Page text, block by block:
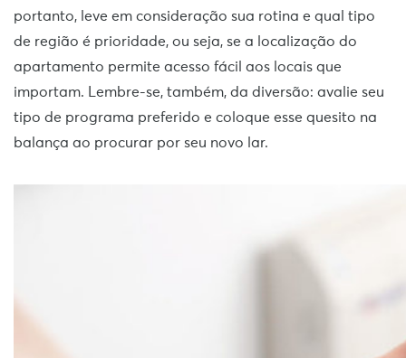
portanto, leve em consideração sua rotina e qual tipo
de região é prioridade, ou seja, se a localização do
apartamento permite acesso fácil aos locais que
importam. Lembre-se, também, da diversão: avalie seu
tipo de programa preferido e coloque esse quesito na
balança ao procurar por seu novo lar.